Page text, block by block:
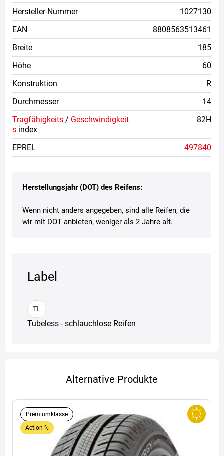
Herstellungsjahr (DOT) des Reifens:
Wenn nicht anders angegeben, sind alle Reifen, die
wir mit DOT anbieten, weniger als 2 Jahre alt.
Label
TL
Tubeless - schlauchlose Reifen
Hersteller-Nummer
1027130
EAN
8808563513461
Breite
185
Höhe
60
Konstruktion
R
Durchmesser
14
Tragfähigkeits / Geschwindigkeit
s index
82H
EPREL 497840
Alternative Produkte
Premiumklasse
Action %